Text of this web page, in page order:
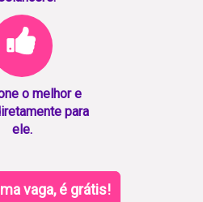
o melhor e
para
ele.
vaga, é grátis!